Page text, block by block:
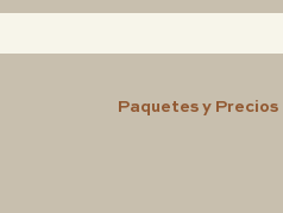
Paquetes y Precios